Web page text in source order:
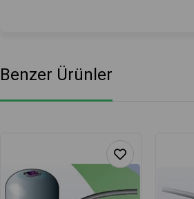
Benzer Ürünler